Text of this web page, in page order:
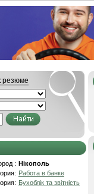
резюме
: Нікополь
Работа в банке
Бухоблік та звітність